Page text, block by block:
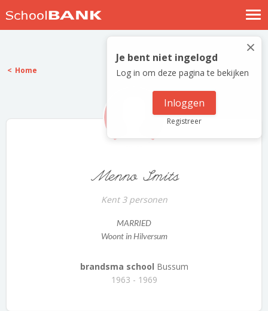
Nostalgische verhalen
Log in
Meld je gratis aan
×
Je bent niet ingelogd
Log in om deze pagina te bekijken
Inloggen
Registreer
Home
Menno Smits
Kent 3 personen
MARRIED
Woont in Hilversum
brandsma school Bussum
1963 - 1969